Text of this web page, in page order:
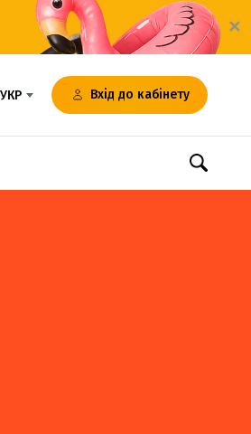
✕
УКР Вхід до кабінету